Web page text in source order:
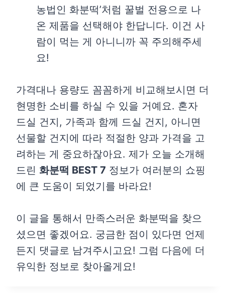
농법인 화분떡’처럼 꿀벌 전용으로 나
온 제품을 선택해야 한답니다. 이건 사
람이 먹는 게 아니니까 꼭 주의해주세
요!
가격대나 용량도 꼼꼼하게 비교해보시면 더
현명한 소비를 하실 수 있을 거예요. 혼자
드실 건지, 가족과 함께 드실 건지, 아니면
선물할 건지에 따라 적절한 양과 가격을 고
려하는 게 중요하잖아요. 제가 오늘 소개해
드린 화분떡 BEST 7 정보가 여러분의 쇼핑
에 큰 도움이 되었기를 바라요!
이 글을 통해서 만족스러운 화분떡을 찾으
셨으면 좋겠어요. 궁금한 점이 있다면 언제
든지 댓글로 남겨주시고요! 그럼 다음에 더
유익한 정보로 찾아올게요!